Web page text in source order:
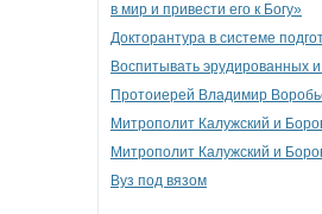
в мир и привести его к Богу»
Докторантура в системе
Воспитывать эрудированных
Протоиерей Владимир
Митрополит Калужский и
Митрополит Калужский и
Вуз под вязом